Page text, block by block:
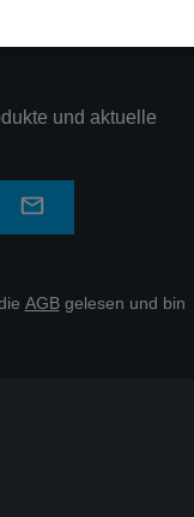
und aktuelle
AGBgelesen und bin